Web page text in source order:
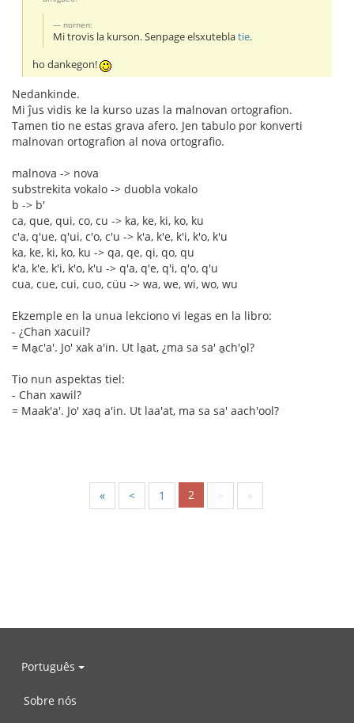
nornen:
Mi trovis la kurson. Senpage elsxuteblatie.
ho dankegon!
Nedankinde.
Mi ĵus vidis ke la kurso uzas la malnovan ortografion.
Tamen tio ne estas grava afero. Jen tabulo por konverti
malnovan ortografion al nova ortografio.
malnova -> nova
substrekita vokalo -> duobla vokalo
b -> b'
ca, que, qui, co, cu -> ka, ke, ki, ko, ku
c'a, q'ue, q'ui, c'o, c'u -> k'a, k'e, k'i, k'o, k'u
ka, ke, ki, ko, ku -> qa, qe, qi, qo, qu
k'a, k'e, k'i, k'o, k'u -> q'a, q'e, q'i, q'o, q'u
cua, cue, cui, cuo, cüu -> wa, we, wi, wo, wu
Ekzemple en la unua lekciono vi legas en la libro:
- ¿Chan xacuil?
= Ma̱c'a'. Jo' xak a'in. Ut la̱at, ¿ma sa sa' a̱ch'o̱l?
Tio nun aspektas tiel:
- Chan xawil?
= Maak'a'. Jo' xaq a'in. Ut laa'at, ma sa sa' aach'ool?
« < 1 2 > »
Português
Sobre nós